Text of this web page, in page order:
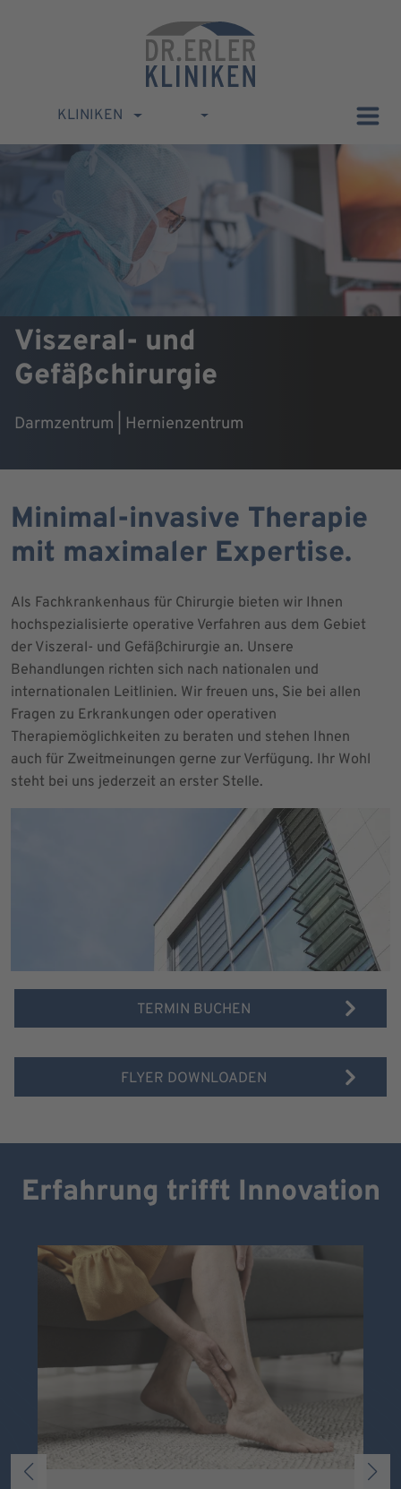
KLINIKEN
Viszeral- und
Gefäßchirurgie
Darmzentrum | Hernienzentrum
Minimal-invasive Therapie
mit maximaler Expertise.
Als Fachkrankenhaus für Chirurgie bieten wir Ihnen
hochspezialisierte operative Verfahren aus dem Gebiet
der Viszeral- und Gefäßchirurgie an. Unsere
Behandlungen richten sich nach nationalen und
internationalen Leitlinien. Wir freuen uns, Sie bei allen
Fragen zu Erkrankungen oder operativen
Therapiemöglichkeiten zu beraten und stehen Ihnen
auch für Zweitmeinungen gerne zur Verfügung. Ihr Wohl
steht bei uns jederzeit an erster Stelle.
TERMIN BUCHEN
FLYER DOWNLOADEN
Erfahrung trifft Innovation